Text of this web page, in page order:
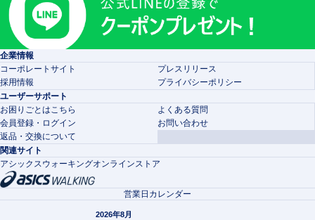
企業情報
コーポレートサイト
プレスリリース
採用情報
プライバシーポリシー
ユーザーサポート
お困りごとはこちら
よくある質問
会員登録・ログイン
お問い合わせ
返品・交換について
関連サイト
アシックスウォーキングオンラインストア
営業日カレンダー
2026年8月